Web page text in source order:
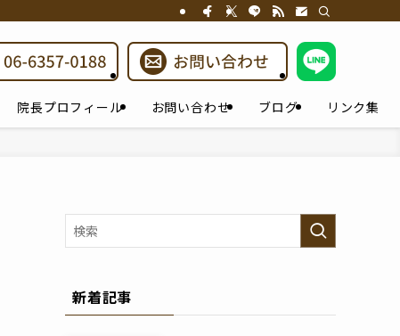
院長プロフィール お問い合わせ ブログ リンク集
新着記事